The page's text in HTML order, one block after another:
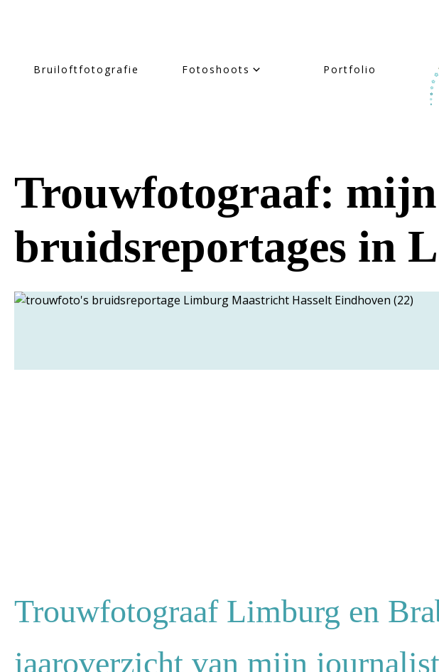
Bruiloftfotografie Fotoshoots Portfolio
Trouwfotograaf:
bruidsreportages in
Trouwfotograaf Limburg en
jaaroverzicht van mijn